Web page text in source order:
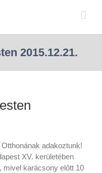
2015.12.21.
adakoztunk!
XV. kerületében
mivel karácsony előtt 10